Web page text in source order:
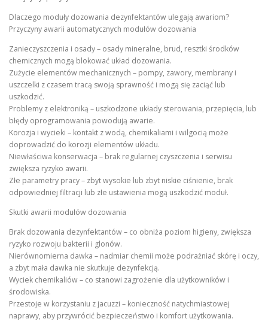
Dlaczego moduły dozowania dezynfektantów ulegają awariom?
Przyczyny awarii automatycznych modułów dozowania
Zanieczyszczenia i osady – osady mineralne, brud, resztki środków
chemicznych mogą blokować układ dozowania.
Zużycie elementów mechanicznych – pompy, zawory, membrany i
uszczelki z czasem tracą swoją sprawność i mogą się zaciąć lub
uszkodzić.
Problemy z elektroniką – uszkodzone układy sterowania, przepięcia, lub
błędy oprogramowania powodują awarie.
Korozja i wycieki – kontakt z wodą, chemikaliami i wilgocią może
doprowadzić do korozji elementów układu.
Niewłaściwa konserwacja – brak regularnej czyszczenia i serwisu
zwiększa ryzyko awarii.
Złe parametry pracy – zbyt wysokie lub zbyt niskie ciśnienie, brak
odpowiedniej filtracji lub złe ustawienia mogą uszkodzić moduł.
Skutki awarii modułów dozowania
Brak dozowania dezynfektantów – co obniża poziom higieny, zwiększa
ryzyko rozwoju bakterii i glonów.
Nierównomierna dawka – nadmiar chemii może podrażniać skórę i oczy,
a zbyt mała dawka nie skutkuje dezynfekcją.
Wyciek chemikaliów – co stanowi zagrożenie dla użytkowników i
środowiska.
Przestoje w korzystaniu z jacuzzi – konieczność natychmiastowej
naprawy, aby przywrócić bezpieczeństwo i komfort użytkowania.